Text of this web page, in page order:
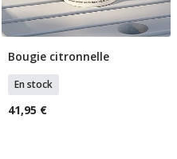
Ajouter Au Panier
Bougie citronnelle
En stock
41,95 €